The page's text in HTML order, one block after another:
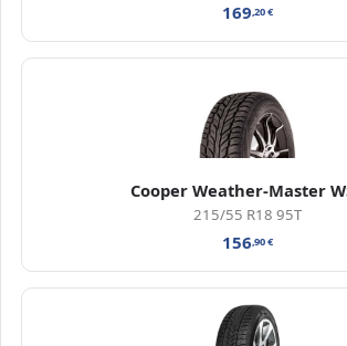
169,20€
Cooper Weather-Master
215/55 R18 95T
156,90€